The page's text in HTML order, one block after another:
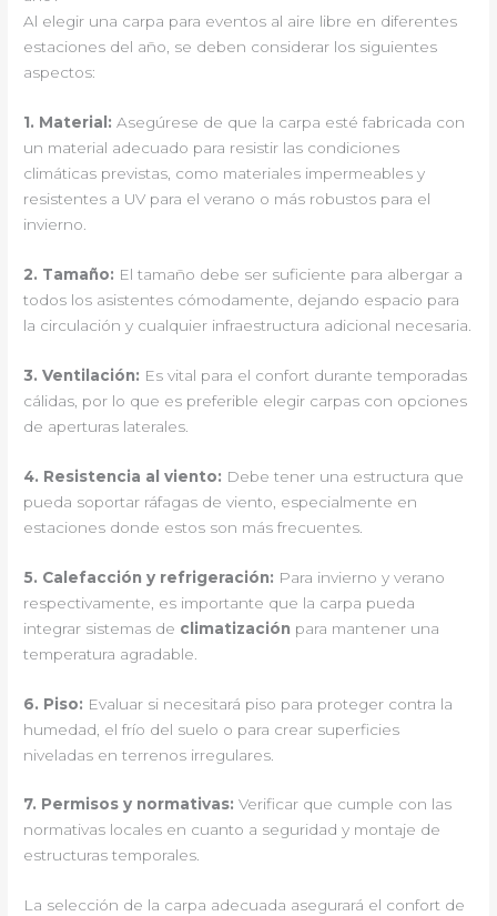
Al elegir una carpa para eventos al aire libre en diferentes
estaciones del año, se deben considerar los siguientes
aspectos:
1. Material : Asegúrese de que la carpa esté fabricada con
un material adecuado para resistir las condiciones
climáticas previstas, como materiales impermeables y
resistentes a UV para el verano o más robustos para el
invierno.
2. Tamaño: El tamaño debe ser suficiente para albergar a
todos los asistentes cómodamente, dejando espacio para
la circulación y cualquier infraestructura adicional necesaria.
3.Ventilación: Es vital para el confort durante temporadas
cálidas, por lo que es preferible elegir carpas con opciones
de aperturas laterales.
4. Resistencia al viento: Debe tener una estructura que
pueda soportar ráfagas de viento, especialmente en
estaciones donde estos son más frecuentes.
5. Calefacción y refrigeración: Para invierno y verano
respectivamente, es importante que la carpa pueda
integrar sistemas de climatización para mantener una
temperatura agradable.
6. Piso: Evaluar si necesitará piso para proteger contra la
humedad, el frío del suelo o para crear superficies
niveladas en terrenos irregulares.
7. Permisos y normativas: Verificar que cumple con las
normativas locales en cuanto a seguridad y montaje de
estructuras temporales.
La selección de la carpa adecuada asegurará el confort de